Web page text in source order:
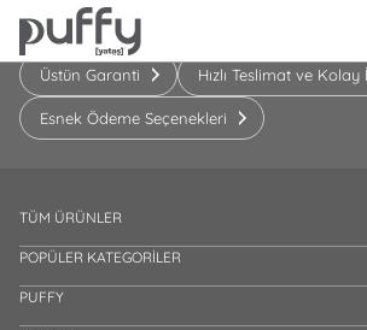
Üstün Garanti Hızlı Teslimat ve Kolay
Esnek Ödeme Seçenekleri
TÜM ÜRÜNLER
POPÜLER KATEGORİLER
PUFFY